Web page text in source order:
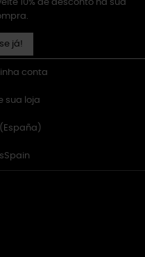
10% de desconto na sua
já!
conta
sua loja